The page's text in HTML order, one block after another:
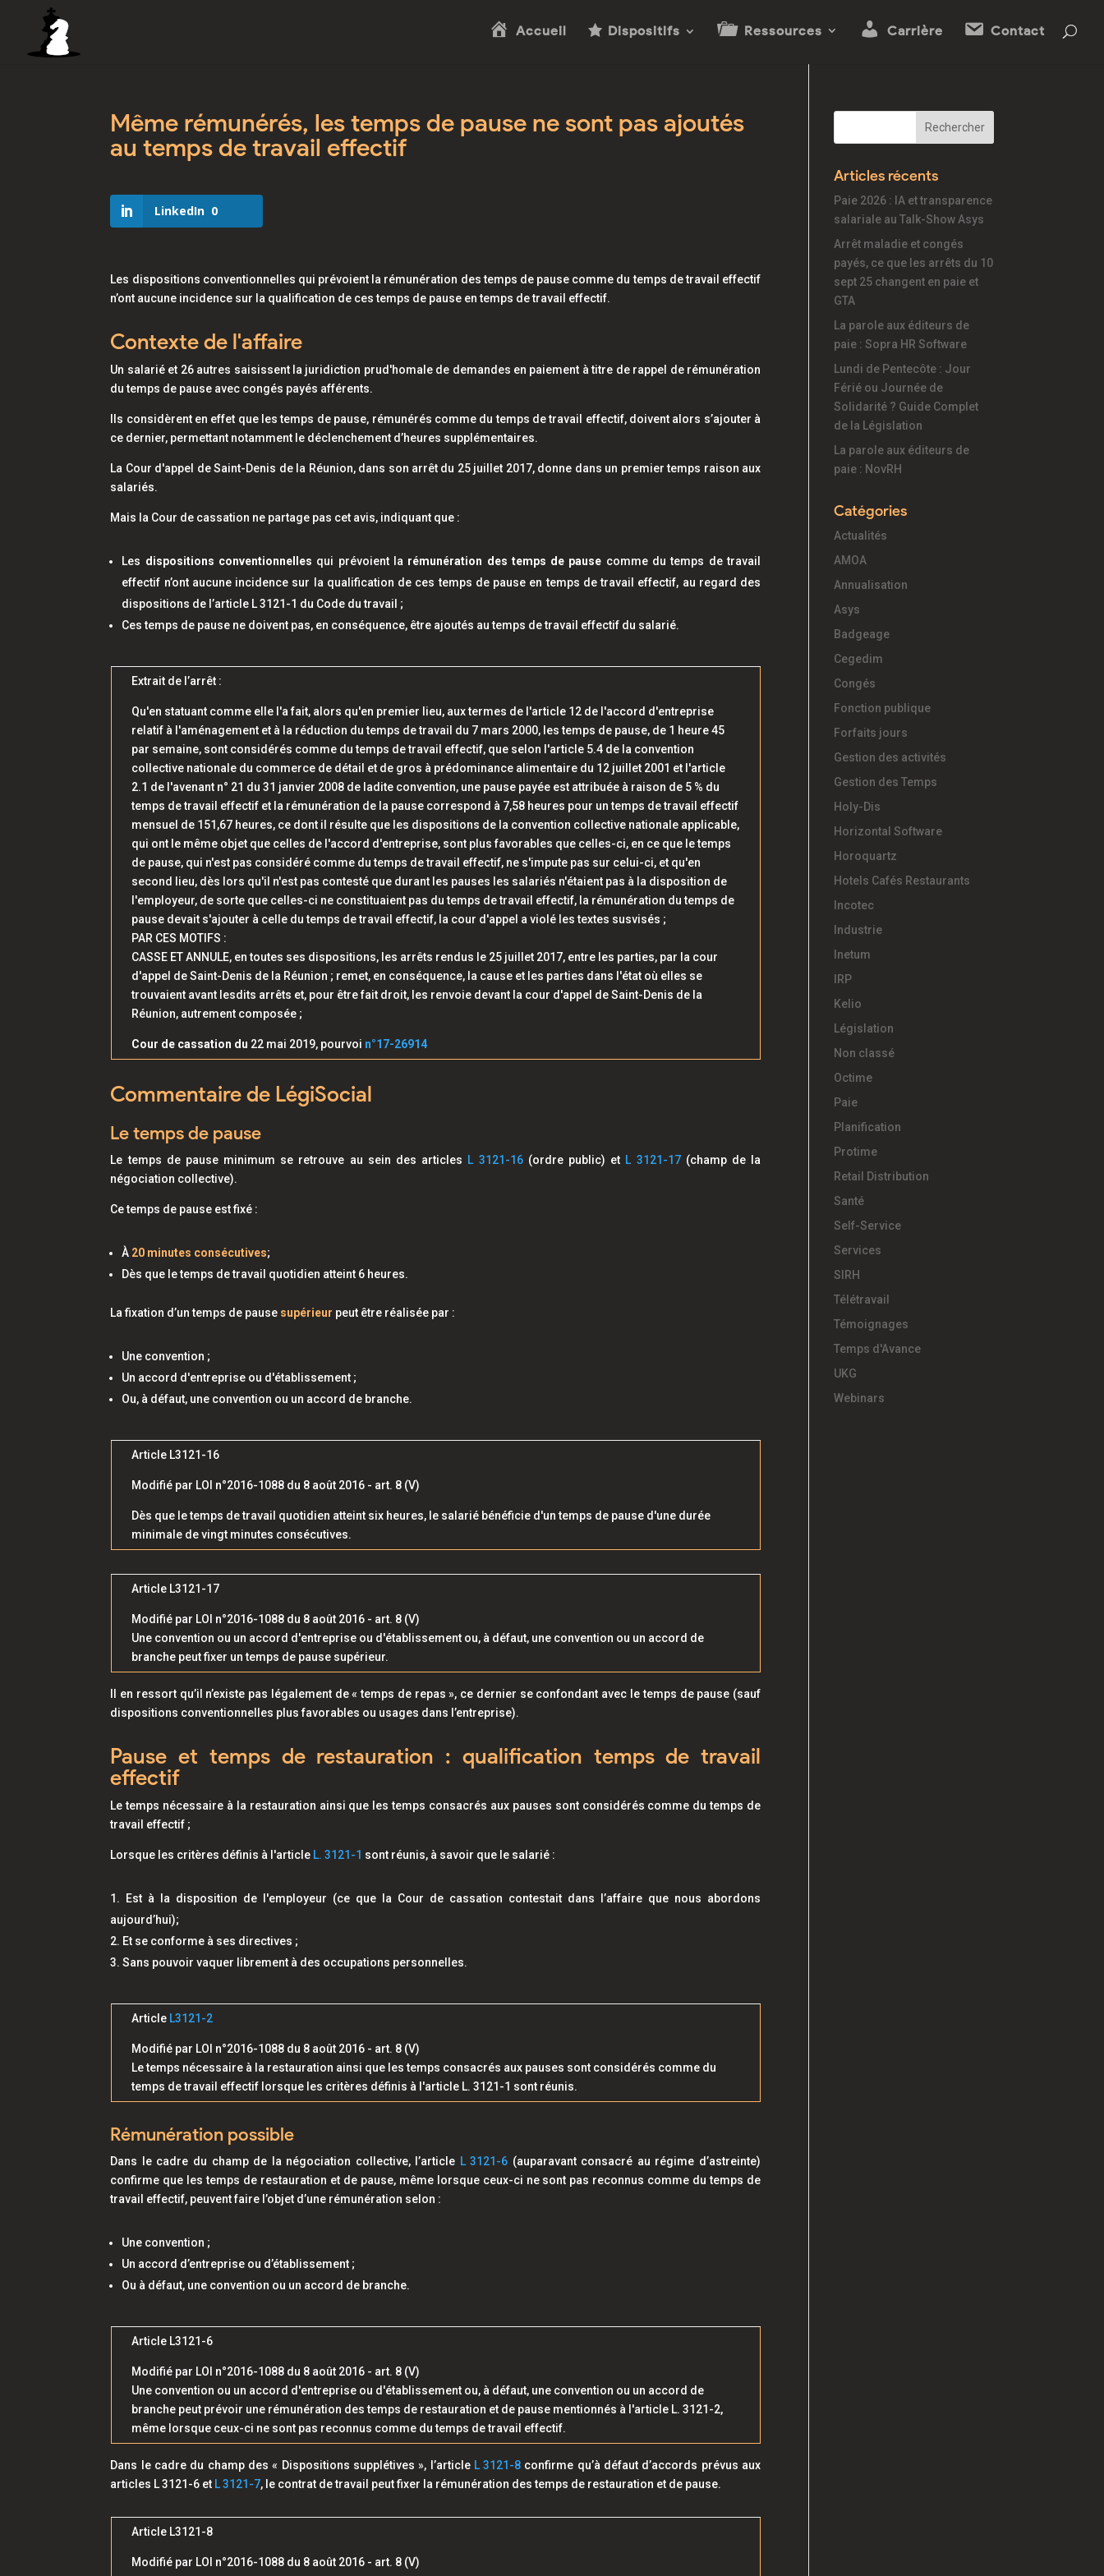
Accueil Dispositifs Ressources Carrière Contact
Même rémunérés, les temps de pause ne sont pas ajoutés
au temps de travail effectif
LinkedIn 0
Les dispositions conventionnelles qui prévoient la rémunération des temps de pause comme du temps de travail effectif
n’ont aucune incidence sur la qualification de ces temps de pause en temps de travail effectif.
Contexte de l'affaire
Un salarié et 26 autres saisissent la juridiction prud'homale de demandes en paiement à titre de rappel de rémunération
du temps de pause avec congés payés afférents.
Ils considèrent en effet que les temps de pause, rémunérés comme du temps de travail effectif, doivent alors s’ajouter à
ce dernier, permettant notamment le déclenchement d’heures supplémentaires.
La Cour d'appel de Saint-Denis de la Réunion, dans son arrêt du 25 juillet 2017, donne dans un premier temps raison aux
salariés.
Mais la Cour de cassation ne partage pas cet avis, indiquant que :
Les dispositions conventionnelles qui prévoient la rémunération des temps de pause comme du temps de travail
effectif n’ont aucune incidence sur la qualification de ces temps de pause en temps de travail effectif, au regard des
dispositions de l’article L 3121-1 du Code du travail ;
Ces temps de pause ne doivent pas, en conséquence, être ajoutés au temps de travail effectif du salarié.
Extrait de l’arrêt :
Qu'en statuant comme elle l'a fait, alors qu'en premier lieu, aux termes de l'article 12 de l'accord d'entreprise
relatif à l'aménagement et à la réduction du temps de travail du 7 mars 2000, les temps de pause, de 1 heure 45
par semaine, sont considérés comme du temps de travail effectif, que selon l'article 5.4 de la convention
collective nationale du commerce de détail et de gros à prédominance alimentaire du 12 juillet 2001 et l'article
2.1 de l'avenant n° 21 du 31 janvier 2008 de ladite convention, une pause payée est attribuée à raison de 5 % du
temps de travail effectif et la rémunération de la pause correspond à 7,58 heures pour un temps de travail effectif
mensuel de 151,67 heures, ce dont il résulte que les dispositions de la convention collective nationale applicable,
qui ont le même objet que celles de l'accord d'entreprise, sont plus favorables que celles-ci, en ce que le temps
de pause, qui n'est pas considéré comme du temps de travail effectif, ne s'impute pas sur celui-ci, et qu'en
second lieu, dès lors qu'il n'est pas contesté que durant les pauses les salariés n'étaient pas à la disposition de
l'employeur, de sorte que celles-ci ne constituaient pas du temps de travail effectif, la rémunération du temps de
pause devait s'ajouter à celle du temps de travail effectif, la cour d'appel a violé les textes susvisés ;
PAR CES MOTIFS :
CASSE ET ANNULE, en toutes ses dispositions, les arrêts rendus le 25 juillet 2017, entre les parties, par la cour
d'appel de Saint-Denis de la Réunion ; remet, en conséquence, la cause et les parties dans l'état où elles se
trouvaient avant lesdits arrêts et, pour être fait droit, les renvoie devant la cour d'appel de Saint-Denis de la
Réunion, autrement composée ;
Cour de cassation du 22 mai 2019, pourvoi n°17-26914
Commentaire de LégiSocial
Le temps de pause
Le temps de pause minimum se retrouve au sein des articles L 3121-16(ordre public) et L 3121-17(champ de la
négociation collective).
Ce temps de pause est fixé :
À 20 minutes consécutives;
Dès que le temps de travail quotidien atteint 6 heures.
La fixation d’un temps de pause supérieur peut être réalisée par :
Une convention ;
Un accord d'entreprise ou d'établissement ;
Ou, à défaut, une convention ou un accord de branche.
Article L3121-16
Modifié par LOI n°2016-1088 du 8 août 2016 - art. 8 (V)
Dès que le temps de travail quotidien atteint six heures, le salarié bénéficie d'un temps de pause d'une durée
minimale de vingt minutes consécutives.
Article L3121-17
Modifié par LOI n°2016-1088 du 8 août 2016 - art. 8 (V)
Une convention ou un accord d'entreprise ou d'établissement ou, à défaut, une convention ou un accord de
branche peut fixer un temps de pause supérieur.
Il en ressort qu’il n’existe pas légalement de « temps de repas », ce dernier se confondant avec le temps de pause (sauf
dispositions conventionnelles plus favorables ou usages dans l’entreprise).
Pause et temps de restauration : qualification temps de travail
effectif
Le temps nécessaire à la restauration ainsi que les temps consacrés aux pauses sont considérés comme du temps de
travail effectif ;
Lorsque les critères définis à l'article L. 3121-1 sont réunis, à savoir que le salarié :
Est à la disposition de l'employeur (ce que la Cour de cassation contestait dans l’affaire que nous abordons
aujourd’hui);
Et se conforme à ses directives ;
Sans pouvoir vaquer librement à des occupations personnelles.
Article L3121-2
Modifié par LOI n°2016-1088 du 8 août 2016 - art. 8 (V)
Le temps nécessaire à la restauration ainsi que les temps consacrés aux pauses sont considérés comme du
temps de travail effectif lorsque les critères définis à l'article L. 3121-1 sont réunis.
Rémunération possible
Dans le cadre du champ de la négociation collective, l’article L 3121-6 (auparavant consacré au régime d’astreinte)
confirme que les temps de restauration et de pause, même lorsque ceux-ci ne sont pas reconnus comme du temps de
travail effectif, peuvent faire l’objet d’une rémunération selon :
Une convention ;
Un accord d’entreprise ou d’établissement ;
Ou à défaut, une convention ou un accord de branche.
Article L3121-6
Modifié par LOI n°2016-1088 du 8 août 2016 - art. 8 (V)
Une convention ou un accord d'entreprise ou d'établissement ou, à défaut, une convention ou un accord de
branche peut prévoir une rémunération des temps de restauration et de pause mentionnés à l'article L. 3121-2,
même lorsque ceux-ci ne sont pas reconnus comme du temps de travail effectif.
Dans le cadre du champ des « Dispositions supplétives », l’article L 3121-8 confirme qu’à défaut d’accords prévus aux
articles L 3121-6 et L 3121-7, le contrat de travail peut fixer la rémunération des temps de restauration et de pause.
Article L3121-8
Modifié par LOI n°2016-1088 du 8 août 2016 - art. 8 (V)
Articles récents
Paie 2026 : IA et transparence
salariale au Talk-Show Asys
Arrêt maladie et congés
payés, ce que les arrêts du 10
sept 25 changent en paie et
GTA
La parole aux éditeurs de
paie : Sopra HR Software
Lundi de Pentecôte : Jour
Férié ou Journée de
Solidarité ? Guide Complet
de la Législation
La parole aux éditeurs de
paie : NovRH
Catégories
Actualités
AMOA
Annualisation
Asys
Badgeage
Cegedim
Congés
Fonction publique
Forfaits jours
Gestion des activités
Gestion des Temps
Holy-Dis
Horizontal Software
Horoquartz
Hotels Cafés Restaurants
Incotec
Industrie
Inetum
IRP
Kelio
Législation
Non classé
Octime
Paie
Planification
Protime
Retail Distribution
Santé
Self-Service
Services
SIRH
Télétravail
Témoignages
Temps d'Avance
UKG
Webinars